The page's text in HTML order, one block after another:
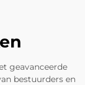
geavanceerde
bestuurders en